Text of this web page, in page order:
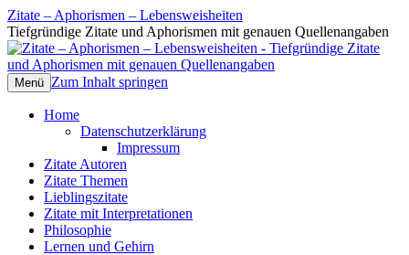
Zitate – Aphorismen – Lebensweisheiten
Tiefgründige Zitate und Aphorismen mit genauen Quellenangaben
Menü Zum Inhalt springen
Home
Datenschutzerklärung
Impressum
Zitate Autoren
Zitate Themen
Lieblingszitate
Zitate mit Interpretationen
Philosophie
Lernen und Gehirn